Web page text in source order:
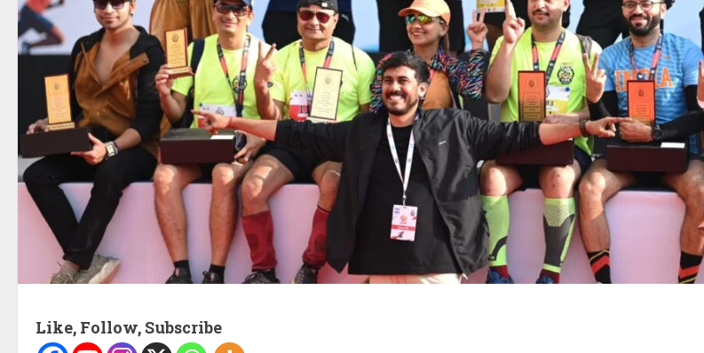
Like, Follow, Subscribe